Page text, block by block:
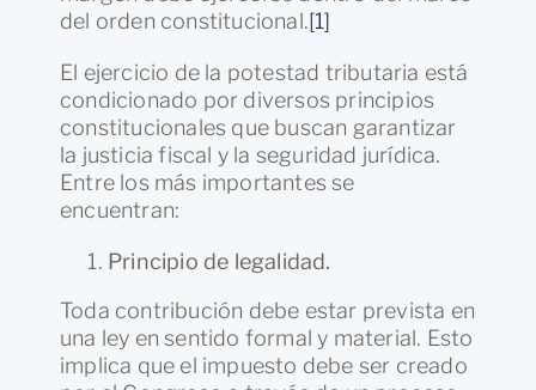
del orden constitucional.[1]
El ejercicio de la potestad tributaria está
condicionado por diversos principios
constitucionales que buscan garantizar
la justicia fiscal y la seguridad jurídica.
Entre los más importantes se
encuentran:
Principio de legalidad.
Toda contribución debe estar prevista en
una ley en sentido formal y material. Esto
implica que el impuesto debe ser creado